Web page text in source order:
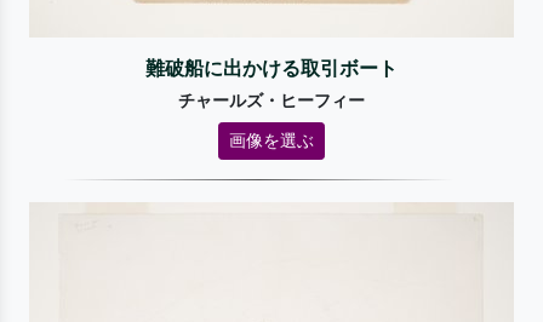
難破船に出かける取引ボート
チャールズ・ヒーフィー
画像を選ぶ